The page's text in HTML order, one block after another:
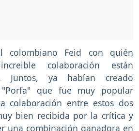
colombiano Feid con quién
colaboración están
Juntos, ya habían creado
"Porfa" que fue muy popular
colaboración entre estos dos
bien recibida por la crítica y
una combinación ganadora en